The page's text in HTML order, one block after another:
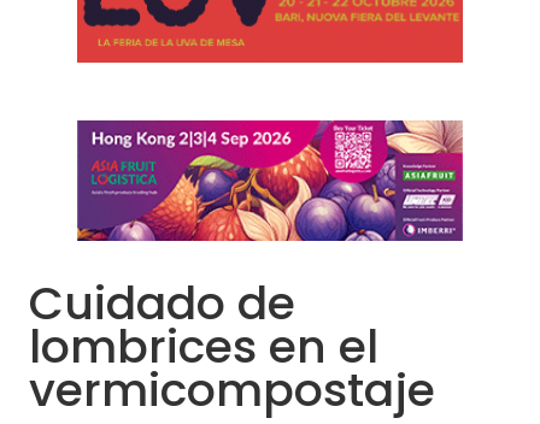
Cuidado de
lombrices en el
vermicompostaje